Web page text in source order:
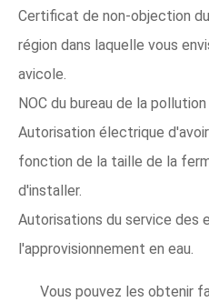
Certificat de non-objection
région dans laquelle vous
avicole.
NOC du bureau de la
Autorisation électrique
fonction de la taille de la
d'installer.
Autorisations du service des
l'approvisionnement en eau.
Vous pouvez les obtenir